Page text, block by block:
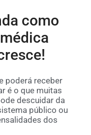
como
poderá receber
é o que muitas
descuidar da
público ou
dos